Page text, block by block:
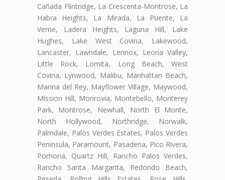
Cañada Flintridge, La Crescenta-Montrose, La
Habra Heights, La Mirada, La Puente, La
Verne, Ladera Heights, Laguna Hill, Lake
Hughes, Lake West Covina, Lakewood,
Lancaster, Lawndale, Lennox, Leona Valley,
Little Rock, Lomita, Long Beach, West
Covina, Lynwood, Malibu, Manhattan Beach,
Marina del Rey, Mayflower Village, Maywood,
Mission Hill, Monrovia, Montebello, Monterey
Park, Montrose, Newhall, North El Monte,
North Hollywood, Northridge, Norwalk,
Palmdale, Palos Verdes Estates, Palos Verdes
Peninsula, Paramount, Pasadena, Pico Rivera,
Pomona, Quartz Hill, Rancho Palos Verdes,
Rancho Santa Margarita, Redondo Beach,